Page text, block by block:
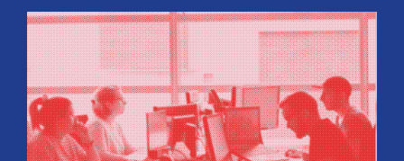
prijs van een huis en huurinkomsten met
tienduizenden euro’s opschroeven. Daar
wordt door energielabelaars en
vastgoedpartijen gretig op ingespeeld, blijkt
uit onderzoek van het FD. Tienduizenden
labels vallen op dubieuze wijze nét in een
groenere labelletter.